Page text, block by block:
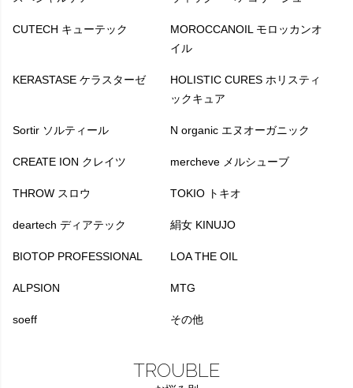
CUTECH キューテック
MOROCCANOIL モロッカンオ
イル
KERASTASE ケラスターゼ
HOLISTIC CURES ホリスティ
ックキュア
Sortir ソルティール N organic エヌオーガニック
CREATE ION クレイツ mercheve メルシューブ
THROW スロウ TOKIO トキオ
deartech ディアテック 絹女 KINUJO
BIOTOP PROFESSIONAL LOA THE OIL
ALPSION MTG
soeff その他
TROUBLE